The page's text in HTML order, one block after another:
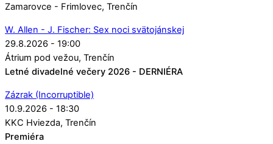
Zamarovce - Frimlovec Trenčín
W. Allen - J. Fischer: Sex noci svätojánskej
29.8.2026 - 19:00
Átrium pod vežou Trenčín
Letné divadelné večery 2026 - DERNIÉRA
Zázrak (Incorruptible)
10.9.2026 - 18:30
KKC Hviezda Trenčín
Premiéra